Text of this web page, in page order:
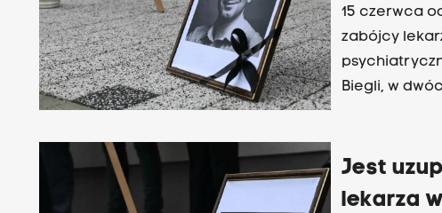
15 czerwca
zabójcy
Biegli, w
Jest
lekarza